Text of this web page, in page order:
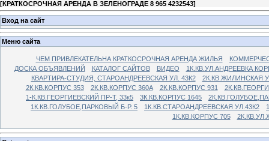
[КРАТКОСРОЧНАЯ АРЕНДА В ЗЕЛЕНОГРАДЕ 8 965 4232543]
Вход на сайт
Меню сайта
ЧЕМ ПРИВЛЕКАТЕЛЬНА КРАТКОСРОЧНАЯ АРЕНДА ЖИЛЬЯ
ДОСКА ОБЪЯВЛЕНИЙ
КАТАЛОГ САЙТОВ ВИДЕО
1К.КВ.УЛ.АНДРЕЕВКА
КВАРТИРА-СТУДИЯ, СТАРОАНДРЕЕВСКАЯ УЛ. 43К2
2К.КВ.ЖИЛИНСКАЯ
2К.КВ.КОРПУС 353
2К.КВ.КОРПУС 360А 2К.КВ.КОРПУС 931
1-К.КВ.ГЕОРГИЕВСКИЙ ПР-Т, 33к5
3К.КВ.КОРПУС 1645
1К.КВ.ГОЛУБОЕ,ПАРКОВЫЙ Б-Р. 5
1К.КВ.СТАРОАНДРЕЕВСКАЯ УЛ.43К2
1К.КВ.КОРПУС 705